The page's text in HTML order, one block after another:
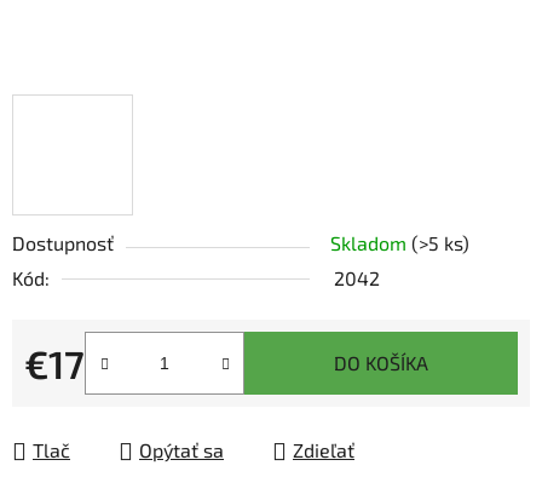
Dostupnosť Skladom (>5 ks)
Kód:
2042
€17
Jednotková cena:
DO KOŠÍKA
Tlač Opýtať sa Zdieľať